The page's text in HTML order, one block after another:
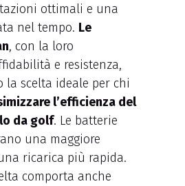
ottimali e una
nel tempo. Le
, con la loro
e resistenza,
la scelta ideale per chi
l’efficienza del
da golf. Le batterie
una maggiore
ricarica più rapida.
comporta anche